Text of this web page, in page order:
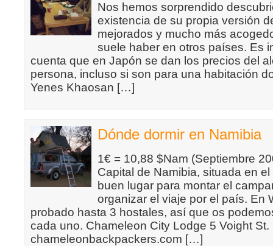
Nos hemos sorprendido
existencia de su propia versión
mejorados y mucho más
suele haber en otros países. Es
cuenta que en Japón se dan los precios del
persona, incluso si son para una habitación
Yenes Khaosan […]
Dónde dormir en Namibia
1€ = 10,88 $Nam (Septiembre
Capital de Namibia, situada en
buen lugar para montar el
organizar el viaje por el país. En
probado hasta 3 hostales, así que os
cada uno. Chameleon City Lodge 5 Voight St.
chameleonbackpackers.com […]